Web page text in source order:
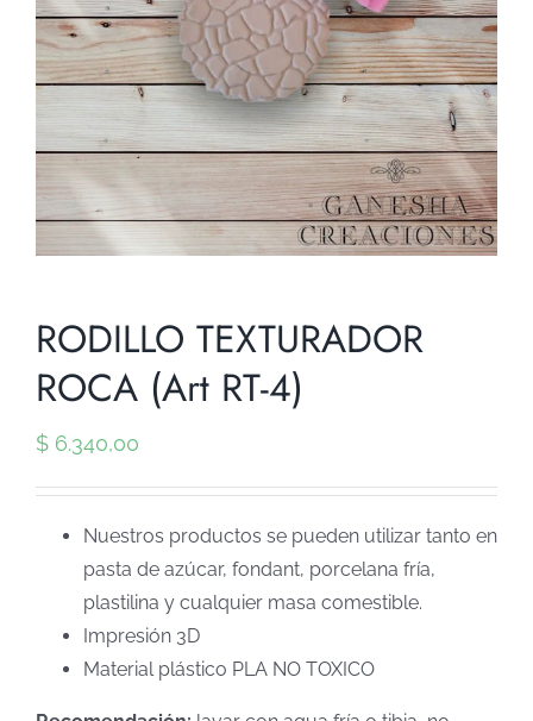
RODILLO TEXTURADOR
ROCA (Art RT-4)
$ 6.340,00
Nuestros productos se pueden utilizar tanto en
pasta de azúcar, fondant, porcelana fría,
plastilina y cualquier masa comestible.
Impresión 3D
Material plástico PLA NO TOXICO